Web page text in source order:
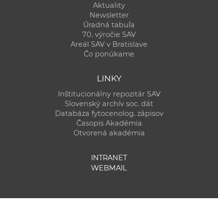
Aktuality
Newsletter
Úradná tabuľa
70. výročie SAV
Areál SAV v Bratislave
Čo ponúkame
LINKY
Inštitucionálny repozitár SAV
Slovenský archív soc. dát
Databáza fytocenolog. zápisov
Časopis Akadémia
Otvorená akadémia
INTRANET
WEBMAIL